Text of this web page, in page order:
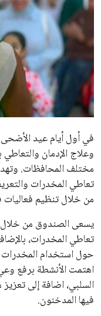
منوعات
فن وثقافة
علوم وتكنولوجيا
المرأة والجمال
محافظات
وعلاج الإدمان
مختلف المحافظات.
تعاطي المخدرات
من خلال تنظيم فعاليات
يسعى الصندوق من خلال
تعاطي المخدرات،
حول استخدام المخدرات
اهتمت الأنشطة برفع
السلبي، اضافة إلى تعزيز
فيها المدخنون.